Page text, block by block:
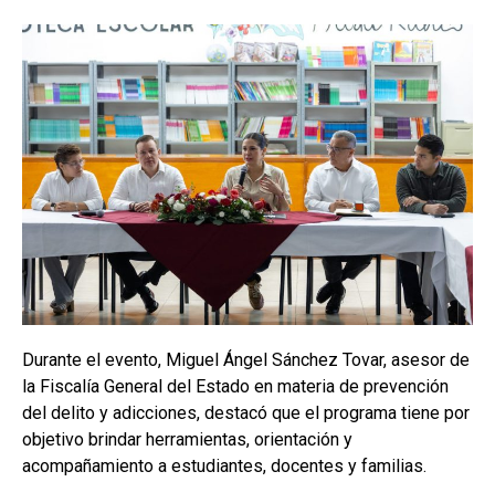
Durante el evento, Miguel Ángel Sánchez Tovar, asesor de
la Fiscalía General del Estado en materia de prevención
del delito y adicciones, destacó que el programa tiene por
objetivo brindar herramientas, orientación y
acompañamiento a estudiantes, docentes y familias.